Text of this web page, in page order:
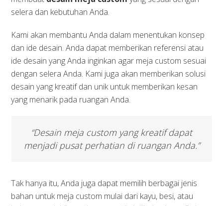
selera dan kebutuhan Anda.
Kami akan membantu Anda dalam menentukan konsep
dan ide desain. Anda dapat memberikan referensi atau
ide desain yang Anda inginkan agar meja custom sesuai
dengan selera Anda. Kami juga akan memberikan solusi
desain yang kreatif dan unik untuk memberikan kesan
yang menarik pada ruangan Anda.
“Desain meja custom yang kreatif dapat
menjadi pusat perhatian di ruangan Anda.”
Tak hanya itu, Anda juga dapat memilih berbagai jenis
bahan untuk meja custom mulai dari kayu, besi, atau